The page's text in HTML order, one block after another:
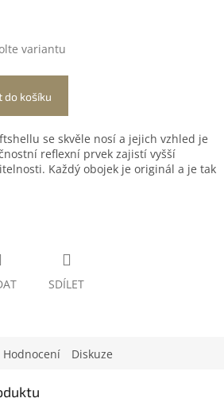
variantu
do košíku
se skvěle nosí a jejich vzhled je
reflexní prvek zajistí vyšší
Každý obojek je originál a je tak
SDÍLET
Hodnocení Diskuze